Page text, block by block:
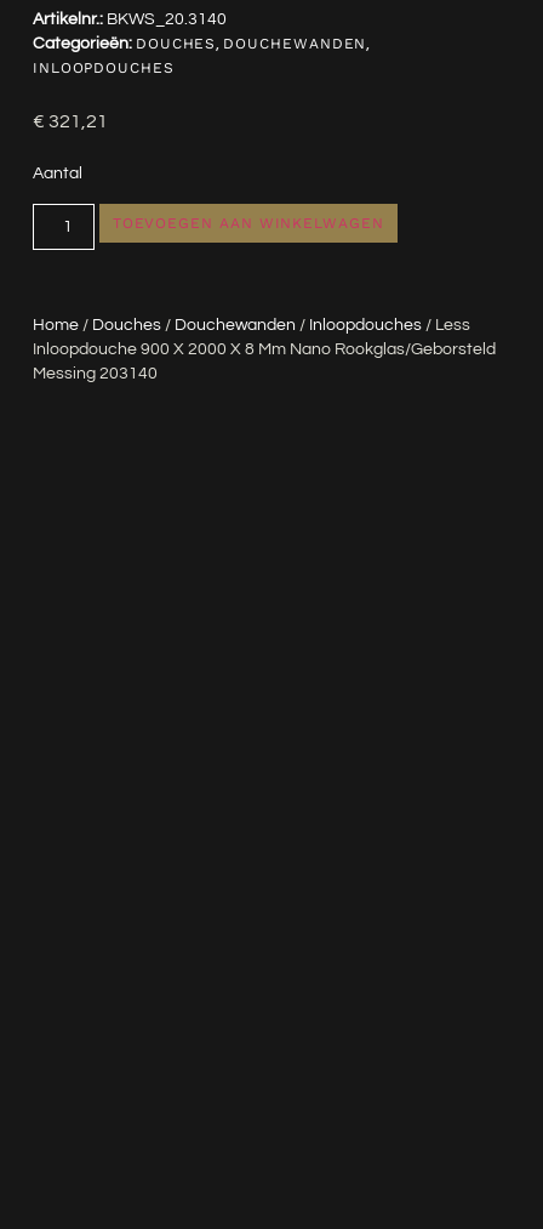
Home/ Douches/ Douchewanden / Inloopdouches/ Less
Inloopdouche 900 X 2000 X 8 Mm Nano Rookglas/geborsteld
Messing 203140
Artikelnr.: BKWS_20.3140
Categorieën: DOUCHES, DOUCHEWANDEN,
INLOOPDOUCHES
€ 321,21
Aantal
TOEVOEGEN AAN WINKELWAGEN